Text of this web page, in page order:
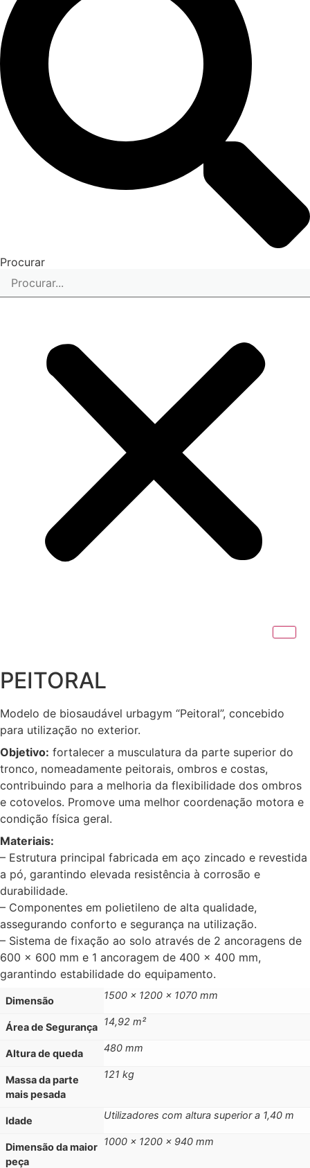
Procurar
PEITORAL
Modelo de biosaudável urbagym “Peitoral”, concebido
para utilização no exterior.
Objetivo: fortalecer a musculatura da parte superior do
tronco, nomeadamente peitorais, ombros e costas,
contribuindo para a melhoria da flexibilidade dos ombros
e cotovelos. Promove uma melhor coordenação motora e
condição física geral.
Materiais:
– Estrutura principal fabricada em aço zincado e revestida
a pó, garantindo elevada resistência à corrosão e
durabilidade.
– Componentes em polietileno de alta qualidade,
assegurando conforto e segurança na utilização.
– Sistema de fixação ao solo através de 2 ancoragens de
600 x 600 mm e 1 ancoragem de 400 x 400 mm,
garantindo estabilidade do equipamento.
Dimensão 1500 x 1200 x 1070 mm
Área de Segurança 14,92 m²
Altura de queda 480 mm
Massa da parte
mais pesada
121 kg
Idade Utilizadores com altura superior a 1,40 m
Dimensão da maior
peça
1000 x 1200 x 940 mm